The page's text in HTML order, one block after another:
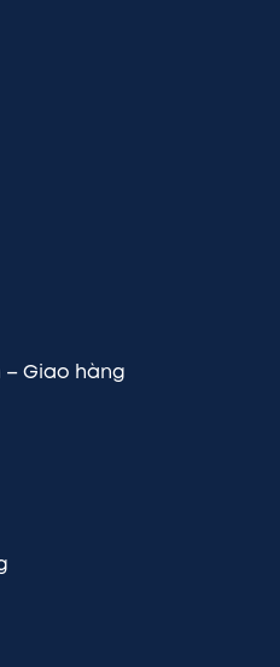
– Giao hàng